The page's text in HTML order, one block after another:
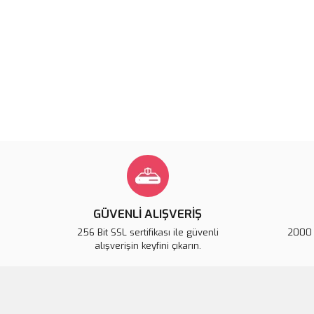
GÜVENLİ ALIŞVERİŞ
256 Bit SSL sertifikası ile güvenli
alışverişin keyfini çıkarın.
2000